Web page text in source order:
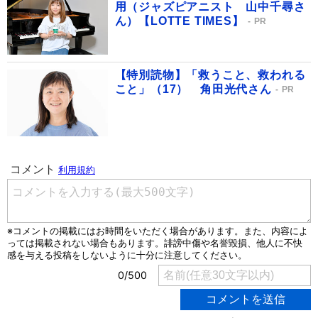
用（ジャズピアニスト 山中千尋さ
ん）【LOTTE TIMES】
PR
【特別読物】「救うこと、救われる
こと」（17） 角田光代さん
PR